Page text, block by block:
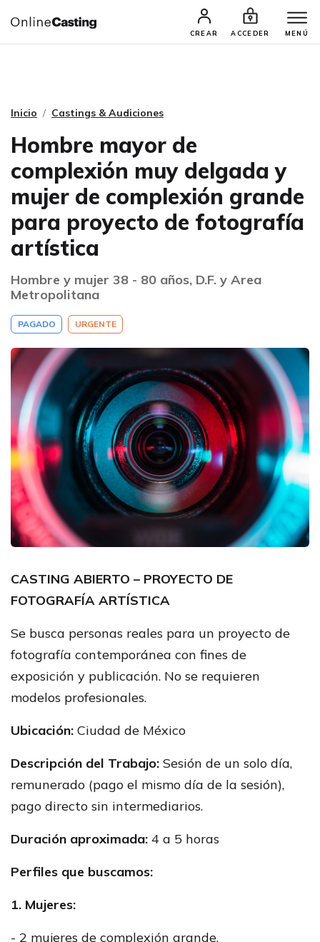
CREAR ACCEDER MENÚ
CASTINGS Y AUDICIONES TALENTOS
Inicio Castings & Audiciones
Hombre mayor de
complexión muy delgada y
mujer de complexión grande
para proyecto de fotografía
artística
Hombre y mujer 38 - 80 años, D.F. y Area
Metropolitana
PAGADO URGENTE
CASTING ABIERTO – PROYECTO DE
FOTOGRAFÍA ARTÍSTICA
Se busca personas reales para un proyecto de
fotografía contemporánea con fines de
exposición y publicación. No se requieren
modelos profesionales.
Ubicación: Ciudad de México
Descripción del Trabajo: Sesión de un solo día,
remunerado (pago el mismo día de la sesión),
pago directo sin intermediarios.
Duración aproximada: 4 a 5 horas
Perfiles que buscamos:
1. Mujeres:
- 2 mujeres de complexión grande.